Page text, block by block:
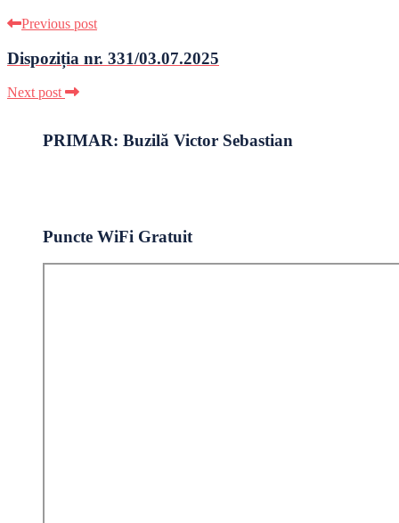
Previous post
Dispoziția nr. 331/03.07.2025
Next post
PRIMAR: Buzilă Victor Sebastian
Puncte WiFi Gratuit